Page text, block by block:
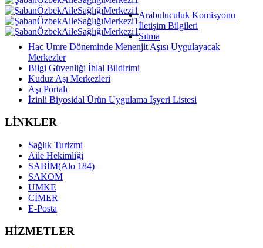
Arabuluculuk Komisyonu
İletişim Bilgileri
Sıtma
Hac Umre Döneminde Menenjit Aşısı Uygulayacak
Merkezler
Bilgi Güvenliği İhlal Bildirimi
Kuduz Aşı Merkezleri
Aşı Portalı
İzinli Biyosidal Ürün Uygulama İşyeri Listesi
LİNKLER
Sağlık Turizmi
Aile Hekimliği
SABİM(Alo 184)
SAKOM
UMKE
CİMER
E-Posta
HİZMETLER